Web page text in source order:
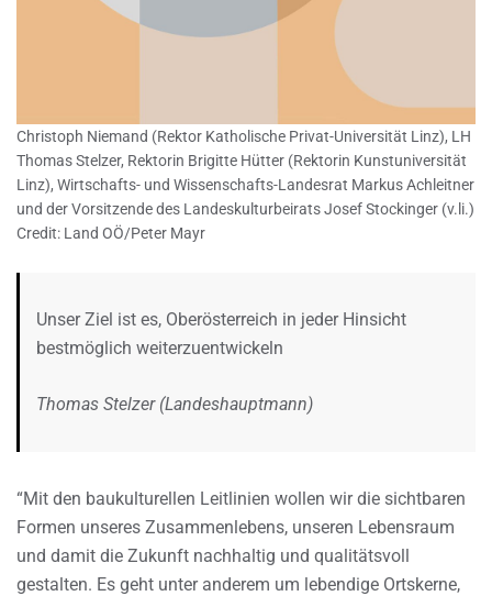
Christoph Niemand (Rektor Katholische Privat-Universität Linz), LH
Thomas Stelzer, Rektorin Brigitte Hütter (Rektorin Kunstuniversität
Linz), Wirtschafts- und Wissenschafts-Landesrat Markus Achleitner
und der Vorsitzende des Landeskulturbeirats Josef Stockinger (v.li.)
Credit: Land OÖ/Peter Mayr
Unser Ziel ist es, Oberösterreich in jeder Hinsicht
bestmöglich weiterzuentwickeln
Thomas Stelzer (Landeshauptmann)
“Mit den baukulturellen Leitlinien wollen wir die sichtbaren
Formen unseres Zusammenlebens, unseren Lebensraum
und damit die Zukunft nachhaltig und qualitätsvoll
gestalten. Es geht unter anderem um lebendige Ortskerne,